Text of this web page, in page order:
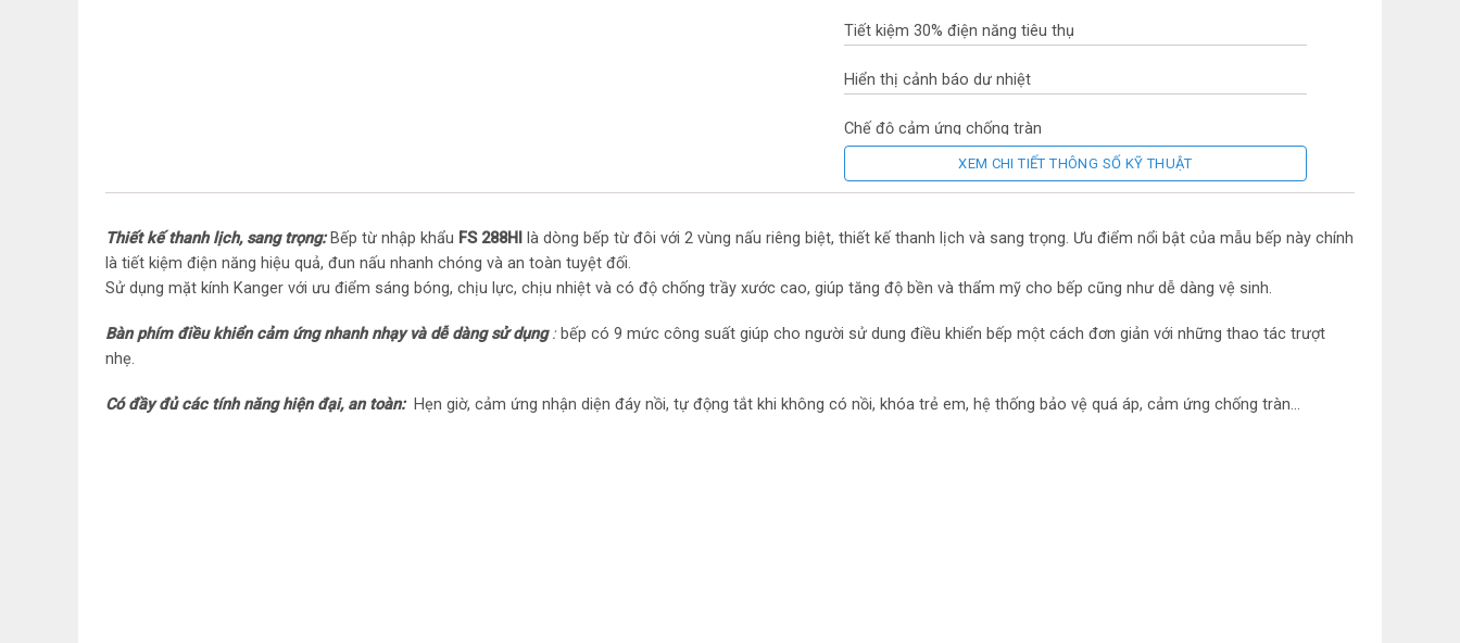
Tiết kiệm 30% điện năng tiêu thụ
Hiển thị cảnh báo dư nhiệt
Chế độ cảm ứng chống tràn
Bộ điều nhiệt an toàn cho mọi bếp tự động tắt khi không có nồi
Điện năng sử dụng 220/240V-50/60 HZ
XEM CHI TIẾT THÔNG SỐ KỸ THUẬT
Thiết kế thanh lịch, sang trọng: Bếp từ nhập khẩu FS 288HI
là dòng bếp từ đôi với 2 vùng nấu riêng biệt, thiết kế thanh lịch và sang trọng. Ưu điểm nổi bật của mẫu bếp này chính
là tiết kiệm điện năng hiệu quả, đun nấu nhanh chóng và an toàn tuyệt đối.
Sử dụng mặt kính Kanger với ưu điểm sáng bóng, chịu lực, chịu nhiệt và có độ chống trầy xước cao, giúp tăng độ bền và thẩm mỹ cho bếp cũng như dễ dàng vệ sinh.
Bàn phím điều khiển cảm ứng nhanh nhạy và dễ dàng sử dụng:bếp có 9 mức công suất giúp cho người sử dung điều khiển bếp một cách đơn giản với những thao tác trượt
nhẹ.
Có đầy đủ các tính năng hiện đại, an toàn: Hẹn giờ, cảm ứng nhận diện đáy nồi, tự động tắt khi không có nồi, khóa trẻ em, hệ thống bảo vệ quá áp, cảm ứng chống tràn…